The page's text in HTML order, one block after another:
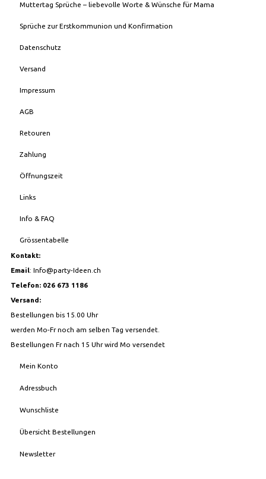
Muttertag Sprüche – liebevolle Worte & Wünsche für Mama
Sprüche zur Erstkommunion und Konfirmation
Datenschutz
Versand
Impressum
AGB
Retouren
Zahlung
Öffnungszeit
Links
Info & FAQ
Grössentabelle
Kontakt:
Email: Info@party-Ideen.ch
Telefon: 026 673 1186
Versand:
Bestellungen bis 15.00 Uhr
werden Mo-Fr noch am selben Tag versendet.
Bestellungen Fr nach 15 Uhr wird Mo versendet
Mein Konto
Adressbuch
Wunschliste
Übersicht Bestellungen
Newsletter